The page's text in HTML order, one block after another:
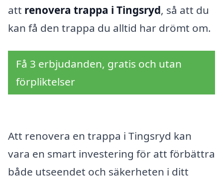
att renovera trappa i Tingsryd, så att du
kan få den trappa du alltid har drömt om.
Få 3 erbjudanden, gratis och utan
förpliktelser
Att renovera en trappa i Tingsryd kan
vara en smart investering för att förbättra
både utseendet och säkerheten i ditt